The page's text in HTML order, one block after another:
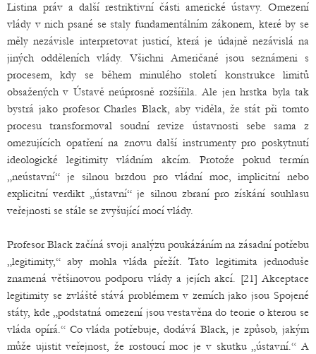
Listina práv a další restriktivní části americké ústavy. Omezení
vlády v nich psané se staly fundamentálním zákonem, které by se
měly nezávisle interpretovat justicí, která je údajně nezávislá na
jiných odděleních vlády. Všichni Američané jsou seznámeni s
procesem, kdy se během minulého století konstrukce limitů
obsažených v Ústavě neúprosně rozšířila. Ale jen hrstka byla tak
bystrá jako profesor Charles Black, aby viděla, že stát při tomto
procesu transformoval soudní revize ústavnosti sebe sama z
omezujících opatření na znovu další instrumenty pro poskytnutí
ideologické legitimity vládním akcím. Protože pokud termín
„neústavní“ je silnou brzdou pro vládní moc, implicitní nebo
explicitní verdikt „ústavní“ je silnou zbraní pro získání souhlasu
veřejnosti se stále se zvyšující mocí vlády.
Profesor Black začíná svoji analýzu poukázáním na zásadní potřebu
„legitimity,“ aby mohla vláda přežít. Tato legitimita jednoduše
znamená většinovou podporu vlády a jejích akcí. [21] Akceptace
legitimity se zvláště stává problémem v zemích jako jsou Spojené
státy, kde „podstatná omezení jsou vestavěna do teorie o kterou se
vláda opírá.“ Co vláda potřebuje, dodává Black, je způsob, jakým
může ujistit veřejnost, že rostoucí moc je v skutku „ústavní.“ A